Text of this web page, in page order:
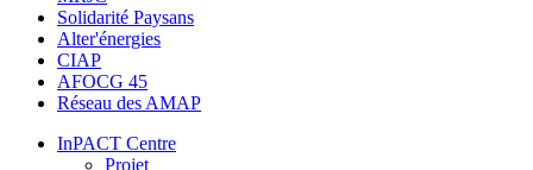
Solidarité Paysans
Alter'énergies
CIAP
AFOCG 45
Réseau des AMAP
InPACT Centre
Projet